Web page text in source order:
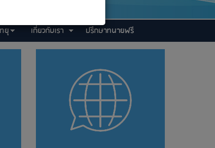
ยุ เกี่ยวกับเรา ปรึกษาทนายฟรี